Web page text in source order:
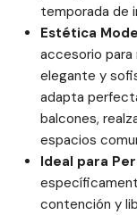
temporada de
Estética
accesorio para
elegante y
adapta
balcones,
espacios
Ideal para
contención y